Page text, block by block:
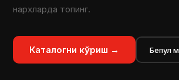
нархларда топинг.
Каталогни кўриш → Бепул